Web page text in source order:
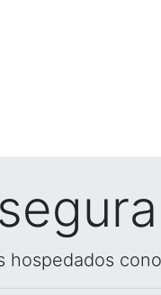
hospedados